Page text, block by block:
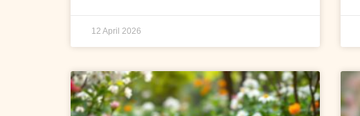
12 April 2026